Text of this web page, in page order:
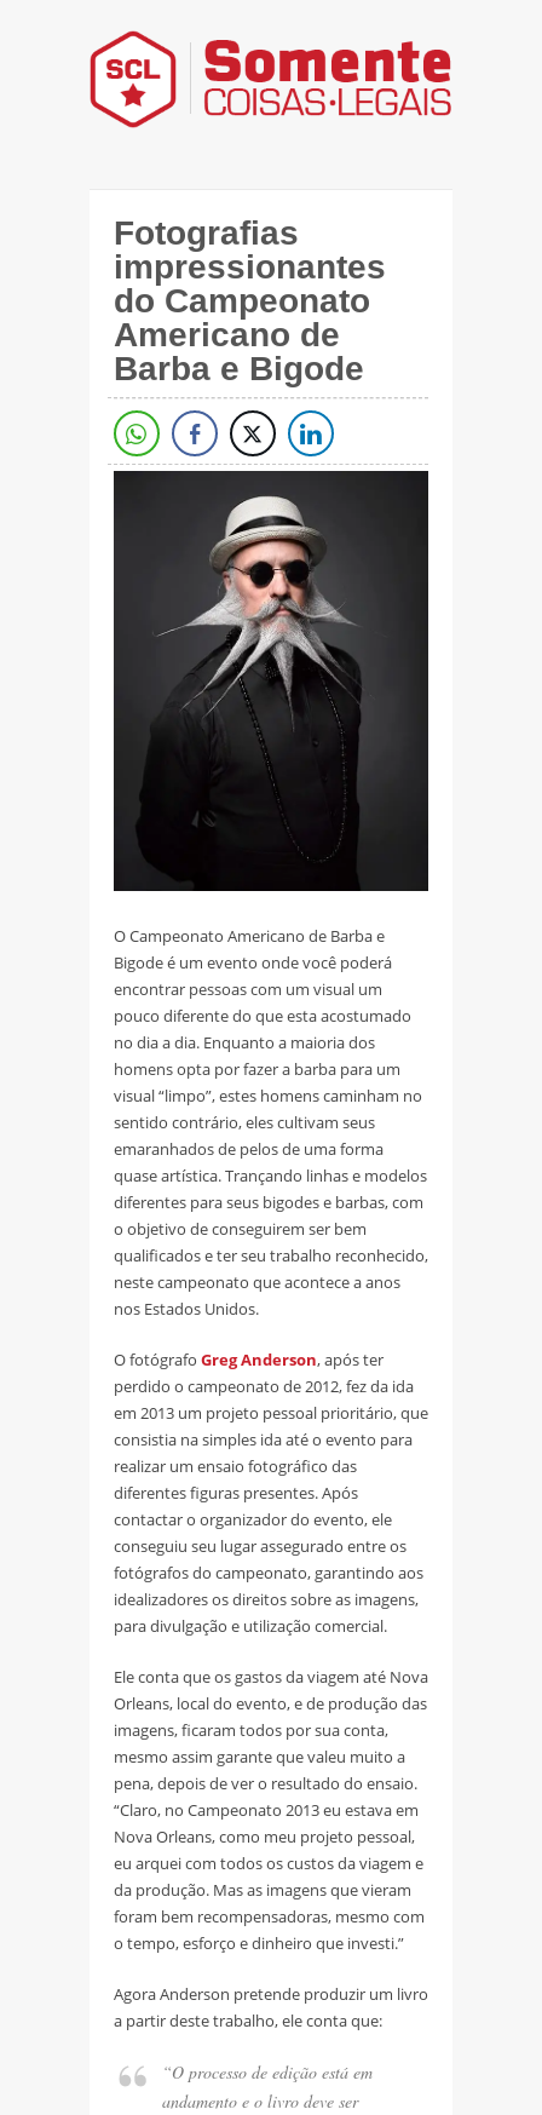
Fotografias
impressionantes
do Campeonato
Americano de
Barba e Bigode
O Campeonato Americano de Barba e
Bigode é um evento onde você poderá
encontrar pessoas com um visual um
pouco diferente do que esta acostumado
no dia a dia. Enquanto a maioria dos
homens opta por fazer a barba para um
visual “limpo”, estes homens caminham no
sentido contrário, eles cultivam seus
emaranhados de pelos de uma forma
quase artística. Trançando linhas e modelos
diferentes para seus bigodes e barbas, com
o objetivo de conseguirem ser bem
qualificados e ter seu trabalho reconhecido,
neste campeonato que acontece a anos
nos Estados Unidos.
O fotógrafo Greg Anderson, após ter
perdido o campeonato de 2012, fez da ida
em 2013 um projeto pessoal prioritário, que
consistia na simples ida até o evento para
realizar um ensaio fotográfico das
diferentes figuras presentes. Após
contactar o organizador do evento, ele
conseguiu seu lugar assegurado entre os
fotógrafos do campeonato, garantindo aos
idealizadores os direitos sobre as imagens,
para divulgação e utilização comercial.
Ele conta que os gastos da viagem até Nova
Orleans, local do evento, e de produção das
imagens, ficaram todos por sua conta,
mesmo assim garante que valeu muito a
pena, depois de ver o resultado do ensaio.
“Claro, no Campeonato 2013 eu estava em
Nova Orleans, como meu projeto pessoal,
eu arquei com todos os custos da viagem e
da produção. Mas as imagens que vieram
foram bem recompensadoras, mesmo com
o tempo, esforço e dinheiro que investi.”
Agora Anderson pretende produzir um livro
a partir deste trabalho, ele conta que:
“O processo de edição está em
andamento e o livro deve ser